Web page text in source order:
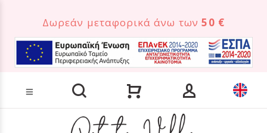
Δωρεάν μεταφορικά άνω των50 €